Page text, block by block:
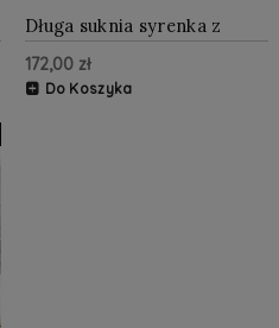
Długa suknia syrenka z
czarną koronką i siateczką
Bordowa
172,00 zł
Do Koszyka